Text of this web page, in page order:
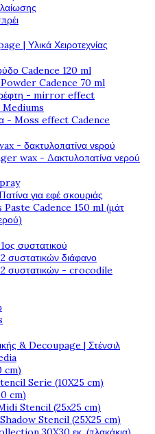
| Υλικά Χειροτεχνίας
Cadence 120 ml
Cadence 70 ml
- mirror effect
Mediums
- Moss effect Cadence
- δακτυλοπατίνα νερού
wax - Δακτυλοπατίνα νερού
για εφέ σκουριάς
Cadence 150 ml (μάτ
συστατικού
συστατικών διάφανο
2 συστατικών - crocodile
& Decoupage | Στένσιλ
cm)
Serie (10X25 cm)
cm)
Stencil (25x25 cm)
Stencil (25X25 cm)